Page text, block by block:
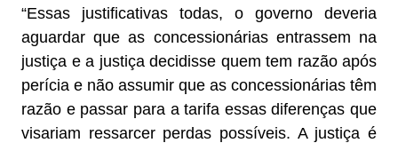
“Essas justificativas todas, o governo deveria
aguardar que as concessionárias entrassem na
justiça e a justiça decidisse quem tem razão após
perícia e não assumir que as concessionárias têm
razão e passar para a tarifa essas diferenças que
visariam ressarcer perdas possíveis. A justiça é